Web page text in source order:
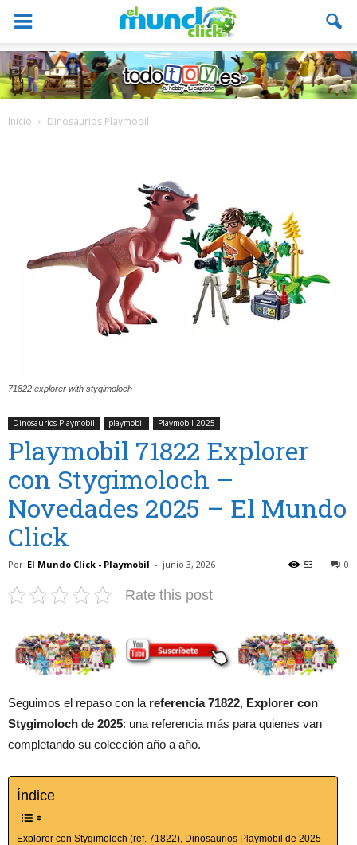
Inicio Dinosaurios Playmobil
71822 explorer with stygimoloch
Dinosaurios Playmobil playmobil Playmobil 2025
Playmobil 71822 Explorer
con Stygimoloch –
Novedades 2025 – El Mundo
Click
Por El Mundo Click - Playmobil - junio 3, 2026 0
53
Rate this post
Seguimos el repaso con la referencia 71822, Explorer con
Stygimoloch de 2025: una referencia más para quienes van
completando su colección año a año.
Índice
Explorer con Stygimoloch (ref. 71822), Dinosaurios Playmobil de 2025